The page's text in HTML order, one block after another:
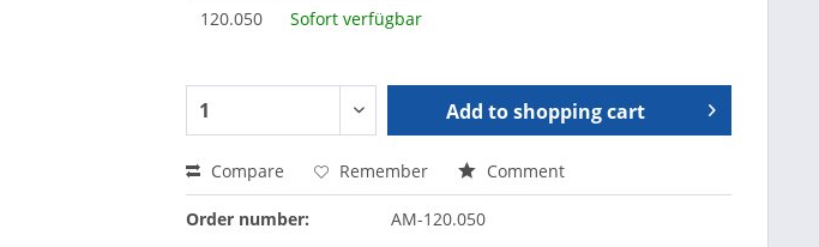
120.050
Sofort verfügbar
Add to shopping cart
Compare Remember Comment
Order number: AM-120.050